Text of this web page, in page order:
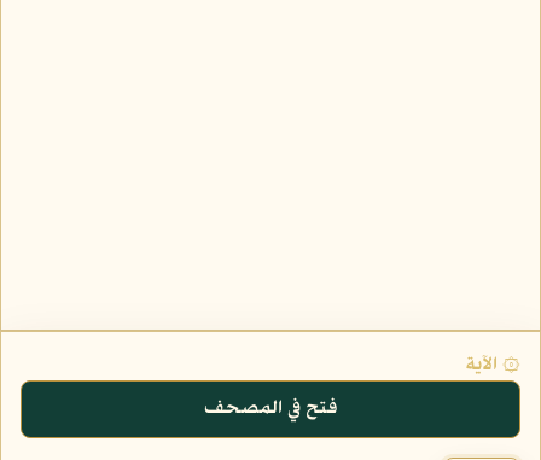
۞ الآية
فتح في المصحف